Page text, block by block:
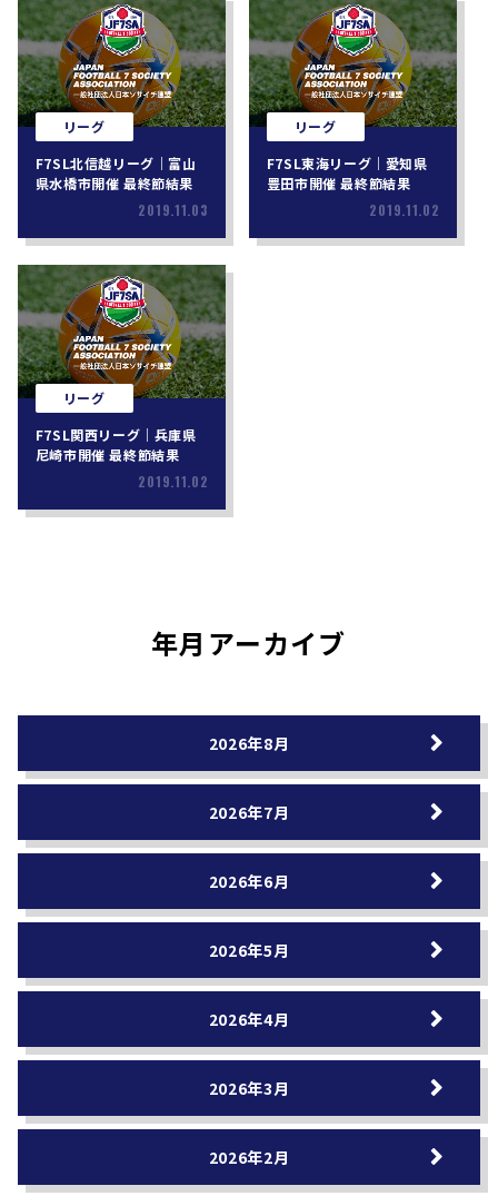
リーグ
F7SL北信越リーグ｜富山
県水橋市開催 最終節結果
2019.11.03
リーグ
F7SL東海リーグ｜愛知県
豊田市開催 最終節結果
2019.11.02
リーグ
F7SL関西リーグ｜兵庫県
尼崎市開催 最終節結果
2019.11.02
年月アーカイブ
2026年8月
2026年7月
2026年6月
2026年5月
2026年4月
2026年3月
2026年2月